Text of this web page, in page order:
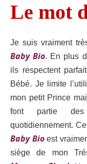
Le mot
Je suis vraiment
Baby Bio. En plus
ils respectent
Bébé. Je limite
mon petit Prince
font partie des
quotidiennement. Ce
Baby Bioest
siège de mon